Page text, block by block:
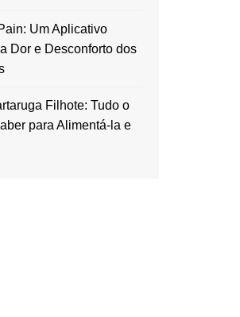
Um Aplicativo
Dor e Desconforto dos
Filhote: Tudo o
para Alimentá-la e